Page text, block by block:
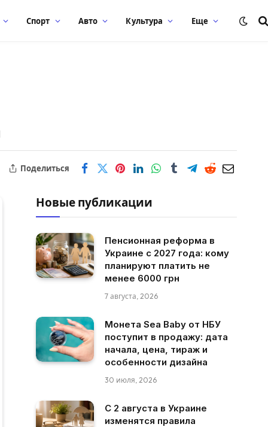
Спорт Авто Культура Еще
Поделиться
Новые публикации
Пенсионная реформа в
Украине с 2027 года: кому
планируют платить не
менее 6000 грн
7 августа, 2026
Монета Sea Baby от НБУ
поступит в продажу: дата
начала, цена, тираж и
особенности дизайна
30 июля, 2026
С 2 августа в Украине
изменятся правила